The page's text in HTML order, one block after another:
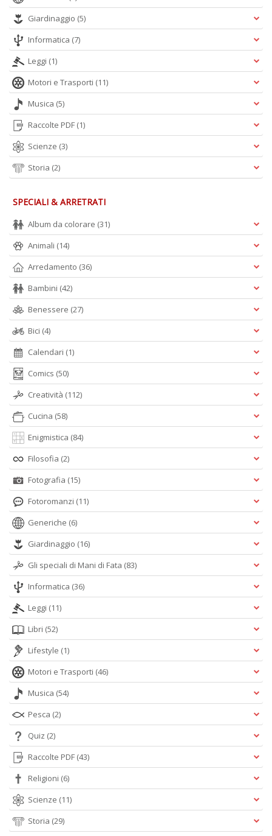
Giardinaggio (5)
Informatica (7)
Leggi (1)
Motori e Trasporti (11)
Musica (5)
Raccolte PDF (1)
Scienze (3)
Storia (2)
SPECIALI & ARRETRATI
Album da colorare (31)
Animali (14)
Arredamento (36)
Bambini (42)
Benessere (27)
Bici (4)
Calendari (1)
Comics (50)
Creatività (112)
Cucina (58)
Enigmistica (84)
Filosofia (2)
Fotografia (15)
Fotoromanzi (11)
Generiche (6)
Giardinaggio (16)
Gli speciali di Mani di Fata (83)
Informatica (36)
Leggi (11)
Libri (52)
Lifestyle (1)
Motori e Trasporti (46)
Musica (54)
Pesca (2)
Quiz (2)
Raccolte PDF (43)
Religioni (6)
Scienze (11)
Storia (29)